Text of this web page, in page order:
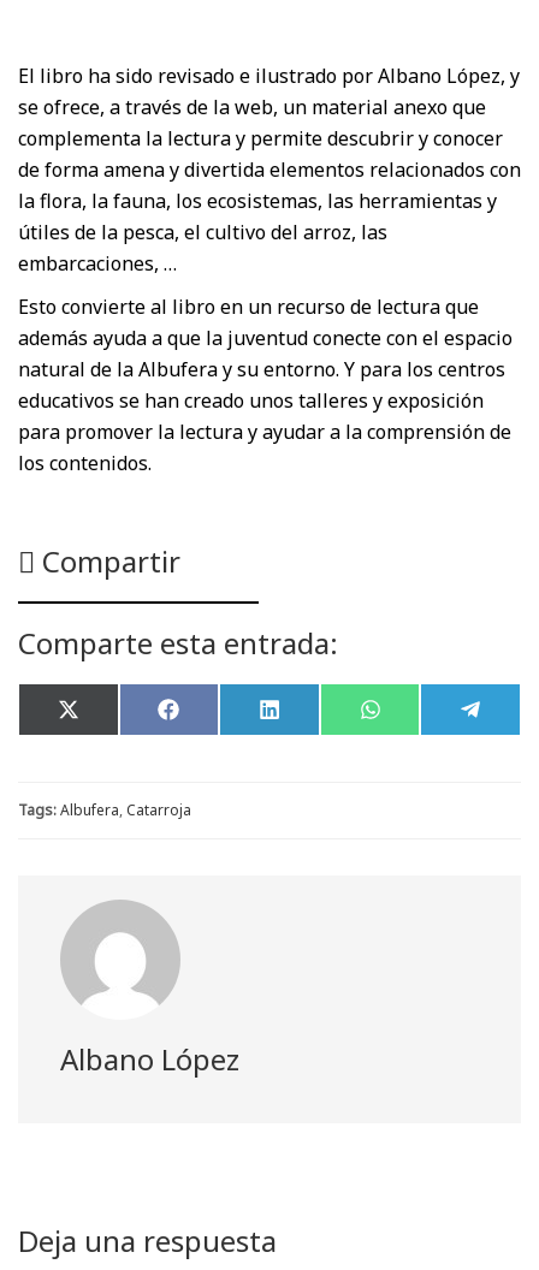
El libro ha sido revisado e ilustrado por Albano López, y
se ofrece, a través de la web, un material anexo que
complementa la lectura y permite descubrir y conocer
de forma amena y divertida elementos relacionados con
la flora, la fauna, los ecosistemas, las herramientas y
útiles de la pesca, el cultivo del arroz, las
embarcaciones, …
Esto convierte al libro en un recurso de lectura que
además ayuda a que la juventud conecte con el espacio
natural de la Albufera y su entorno. Y para los centros
educativos se han creado unos talleres y exposición
para promover la lectura y ayudar a la comprensión de
los contenidos.
Compartir
Comparte esta entrada:
Compartir
en
X
(
t
Compartir
en
F
a
o
o
Compartir
en
L
i
Compartir
en
W
h en
e
Tags:Albufera,Catarroja
Albano López
Deja una respuesta